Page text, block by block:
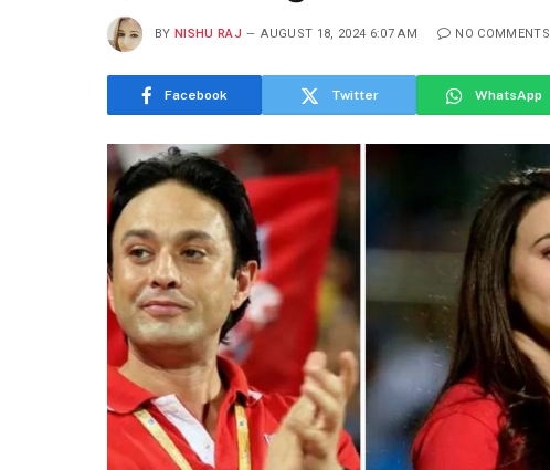
BY NISHU RAJ AUGUST 18, 2024 6:07 AM NO COMMENTS
Facebook Twitter WhatsApp